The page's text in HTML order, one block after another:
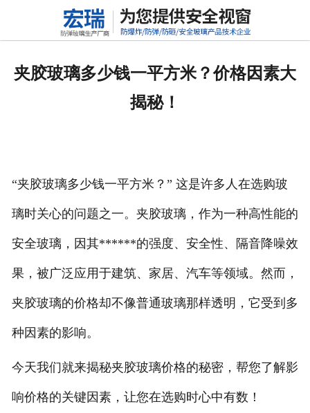
网站首页
联系我们
夹胶玻璃多少钱一平方米？价格因素大
揭秘！
“夹胶玻璃多少钱一平方米？” 这是许多人在选购玻
璃时关心的问题之一。夹胶玻璃，作为一种高性能的
安全玻璃，因其******的强度、安全性、隔音降噪效
果，被广泛应用于建筑、家居、汽车等领域。然而，
夹胶玻璃的价格却不像普通玻璃那样透明，它受到多
种因素的影响。
今天我们就来揭秘夹胶玻璃价格的秘密，帮您了解影
响价格的关键因素，让您在选购时心中有数！